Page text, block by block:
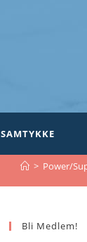
SAMTYKKE
> Power/
Bli Medlem!